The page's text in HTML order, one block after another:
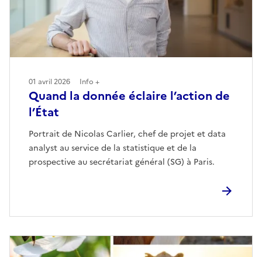
Quand la donnée éclaire l’action de
l’État
Portrait de Nicolas Carlier, chef de projet et data
analyst au service de la statistique et de la
prospective au secrétariat général (SG) à Paris.
01 avril 2026 Info +